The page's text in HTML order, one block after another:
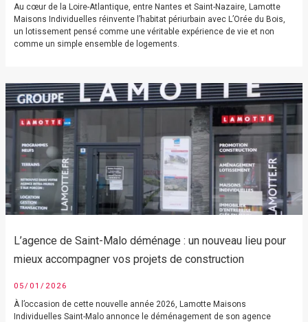
Au cœur de la Loire-Atlantique, entre Nantes et Saint-Nazaire, Lamotte
Maisons Individuelles réinvente l’habitat périurbain avec L’Orée du Bois,
un lotissement pensé comme une véritable expérience de vie et non
comme un simple ensemble de logements.
L’agence de Saint-Malo déménage : un nouveau lieu pour
mieux accompagner vos projets de construction
05/01/2026
À l’occasion de cette nouvelle année 2026, Lamotte Maisons
Individuelles Saint-Malo annonce le déménagement de son agence